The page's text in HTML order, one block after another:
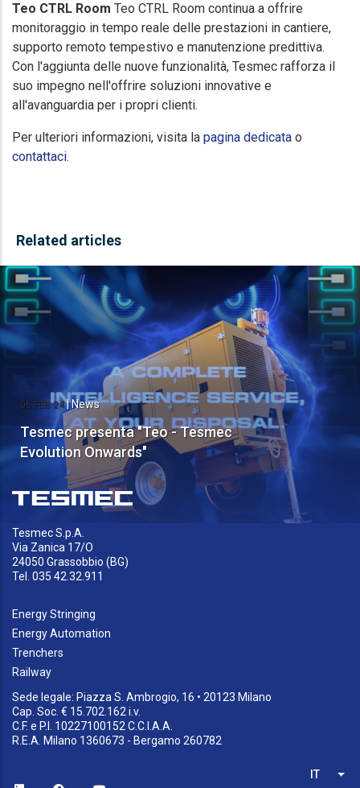
Teo CTRL Room Teo CTRL Room continua a offrire
monitoraggio in tempo reale delle prestazioni in cantiere,
supporto remoto tempestivo e manutenzione predittiva.
Con l'aggiunta delle nuove funzionalità, Tesmec rafforza il
suo impegno nell'offrire soluzioni innovative e
all'avanguardia per i propri clienti.
Per ulteriori informazioni, visita la pagina dedicata o
contattaci.
Related articles
06 FEB 24|News
Tesmec presenta "Teo - Tesmec
Evolution Onwards"
Tesmec S.p.A.
Via Zanica 17/O
24050 Grassobbio (BG)
Tel. 035 42.32.911
Energy Stringing
Energy Automation
Trenchers
Railway
Sede legale: Piazza S. Ambrogio, 16 • 20123 Milano
Cap. Soc. € 15.702.162 i.v.
C.F. e P.I. 10227100152 C.C.I.A.A.
R.E.A. Milano 1360673 - Bergamo 260782
IT